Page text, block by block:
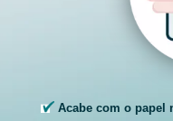
Acabe com o papel